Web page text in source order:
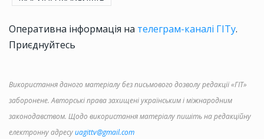
Оперативна інформація на телеграм-каналі ГІТу.
Приєднуйтесь
Використання даного матеріалу без письмового дозволу редакції «ГІТ»
заборонене. Авторські права захищені українським і міжнародним
законодавством. Щодо використання матеріалу пишіть на редакційну
електронну адресуuagittv@gmail.com